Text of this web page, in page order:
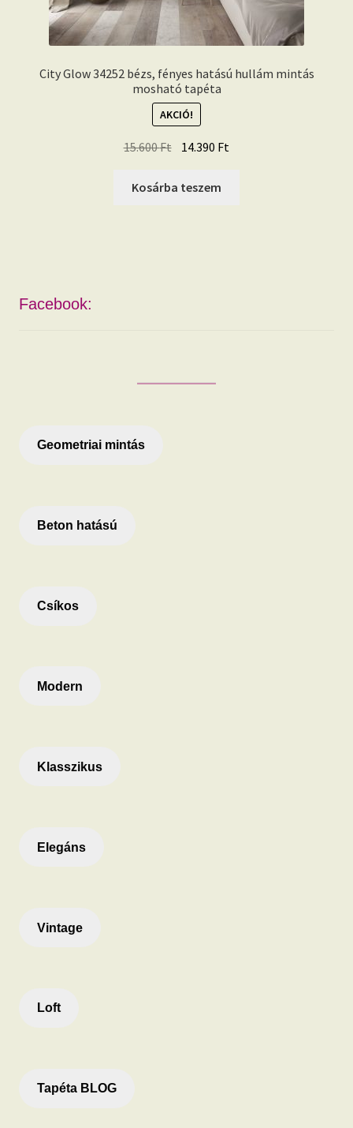
City Glow 34252 bézs, fényes hatású hullám mintás
mosható tapéta
AKCIÓ!
15.600Ft Original
was:
14.390 Ft
Kosárba teszem
Facebook:
Geometriai mintás
Beton hatású
Csíkos
Modern
Klasszikus
Elegáns
Vintage
Loft
Tapéta BLOG